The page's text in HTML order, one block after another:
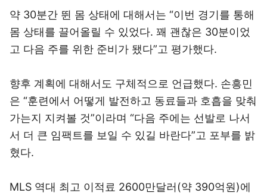
약 30분간 뛴 몸 상태에 대해서는 “이번 경기를 통해
몸 상태를 끌어올릴 수 있었다. 꽤 괜찮은 30분이었
고 다음 주를 위한 준비가 됐다”고 평가했다.
향후 계획에 대해서도 구체적으로 언급했다. 손흥민
은 “훈련에서 어떻게 발전하고 동료들과 호흡을 맞춰
가는지 지켜볼 것”이라며 “다음 주에는 선발로 나서
서 더 큰 임팩트를 보일 수 있길 바란다”고 포부를 밝
혔다.
MLS 역대 최고 이적료 2600만달러(약 390억원)에